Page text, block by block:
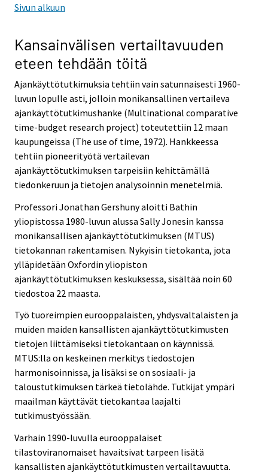
Sivun alkuun
Kansainvälisen vertailtavuuden
eteen tehdään töitä
Ajankäyttötutkimuksia tehtiin vain satunnaisesti 1960-
luvun lopulle asti, jolloin monikansallinen vertaileva
ajankäyttötutkimushanke (Multinational comparative
time-budget research project) toteutettiin 12 maan
kaupungeissa (The use of time, 1972). Hankkeessa
tehtiin pioneerityötä vertailevan
ajankäyttötutkimuksen tarpeisiin kehittämällä
tiedonkeruun ja tietojen analysoinnin menetelmiä.
Professori Jonathan Gershuny aloitti Bathin
yliopistossa 1980-luvun alussa Sally Jonesin kanssa
monikansallisen ajankäyttötutkimuksen (MTUS)
tietokannan rakentamisen. Nykyisin tietokanta, jota
ylläpidetään Oxfordin yliopiston
ajankäyttötutkimuksen keskuksessa, sisältää noin 60
tiedostoa 22 maasta.
Työ tuoreimpien eurooppalaisten, yhdysvaltalaisten ja
muiden maiden kansallisten ajankäyttötutkimusten
tietojen liittämiseksi tietokantaan on käynnissä.
MTUS:lla on keskeinen merkitys tiedostojen
harmonisoinnissa, ja lisäksi se on sosiaali- ja
taloustutkimuksen tärkeä tietolähde. Tutkijat ympäri
maailman käyttävät tietokantaa laajalti
tutkimustyössään.
Varhain 1990-luvulla eurooppalaiset
tilastoviranomaiset havaitsivat tarpeen lisätä
kansallisten ajankäyttötutkimusten vertailtavuutta.